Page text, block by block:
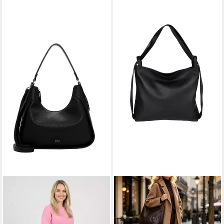
MIRROSI
Beuteltasche aus Echtleder,
Made in Italy, Shopper Tasche
auch als Rucksack 2 in 1
(5)